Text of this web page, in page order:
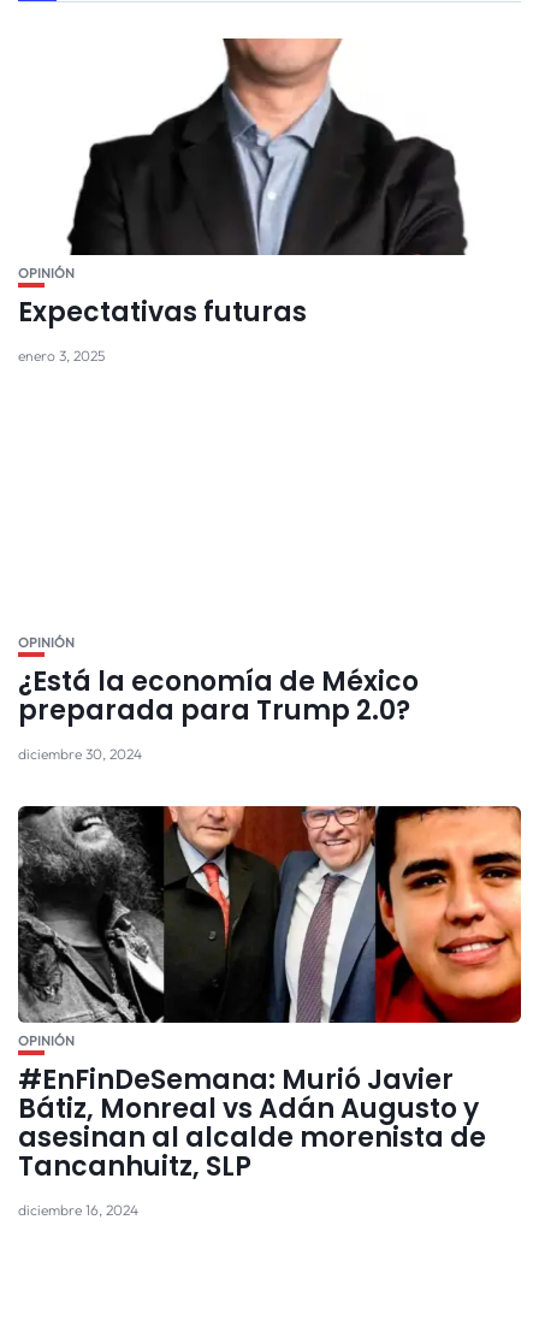
OPINIÓN
Expectativas futuras
enero 3, 2025
OPINIÓN
¿Está la economía de México
preparada para Trump 2.0?
diciembre 30, 2024
OPINIÓN
#EnFinDeSemana: Murió Javier
Bátiz, Monreal vs Adán Augusto y
asesinan al alcalde morenista de
Tancanhuitz, SLP
diciembre 16, 2024